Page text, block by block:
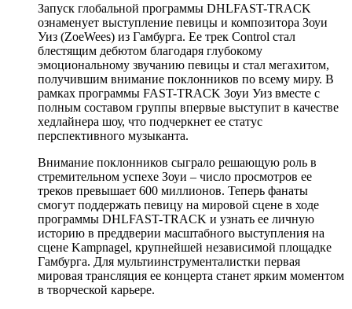
Запуск глобальной программы DHLFAST-TRACK
ознаменует выступление певицы и композитора Зоуи
Уиз (ZoeWees) из Гамбурга. Ее трек Control стал
блестящим дебютом благодаря глубокому
эмоциональному звучанию певицы и стал мегахитом,
получившим внимание поклонников по всему миру. В
рамках программы FAST-TRACK Зоуи Уиз вместе с
полным составом группы впервые выступит в качестве
хедлайнера шоу, что подчеркнет ее статус
перспективного музыканта.
Внимание поклонников сыграло решающую роль в
стремительном успехе Зоуи – число просмотров ее
треков превышает 600 миллионов. Теперь фанаты
смогут поддержать певицу на мировой сцене в ходе
программы DHLFAST-TRACK и узнать ее личную
историю в преддверии масштабного выступления на
сцене Kampnagel, крупнейшей независимой площадке
Гамбурга. Для мультиинструменталистки первая
мировая трансляция ее концерта станет ярким моментом
в творческой карьере.